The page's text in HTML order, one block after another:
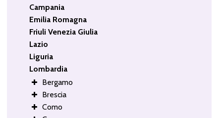
Campania
Emilia Romagna
Friuli Venezia Giulia
Lazio
Liguria
Lombardia
Bergamo
Brescia
Como